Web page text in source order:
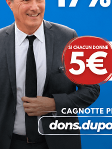
armes par les forces
Lorsque tout flambe
s’affaisse.